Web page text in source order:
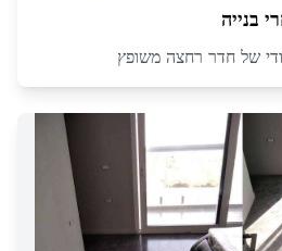
בנייה
של חדר רחצה משופץ